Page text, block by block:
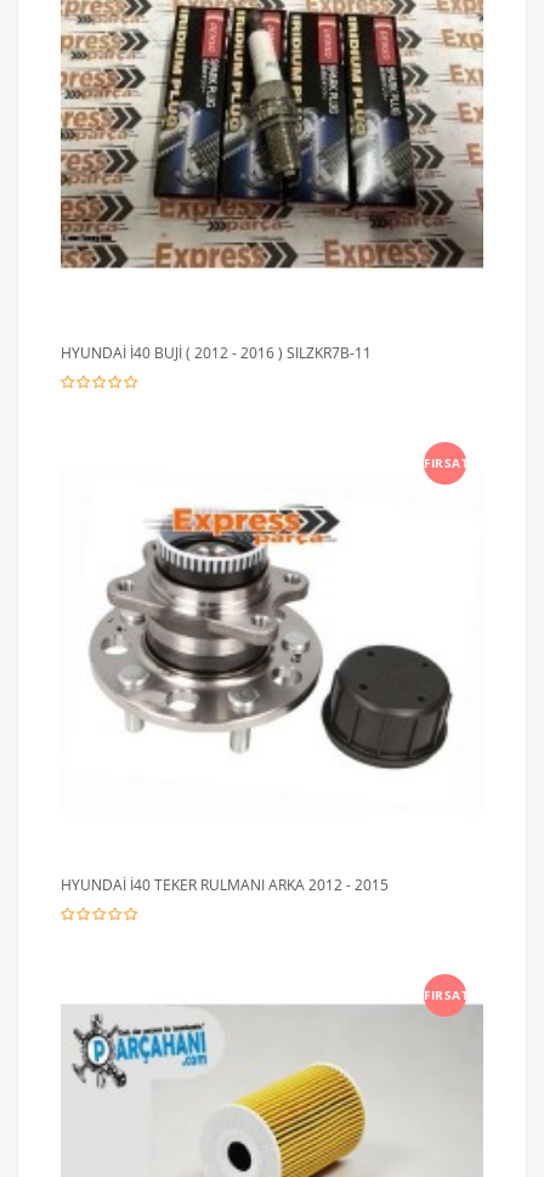
HYUNDAİ İ40 BUJİ ( 2012 - 2016 ) SILZKR7B-11
FIRSAT
HYUNDAİ İ40 TEKER RULMANI ARKA 2012 - 2015
FIRSAT